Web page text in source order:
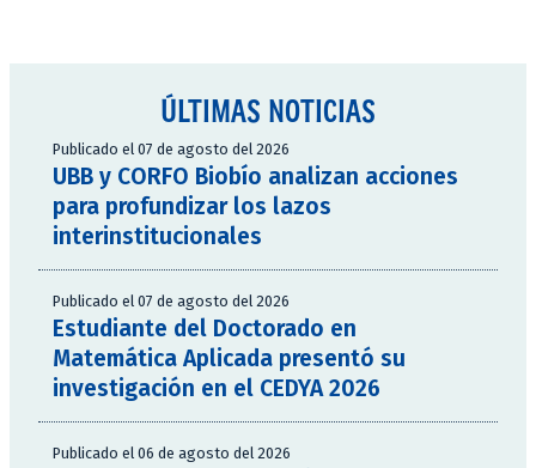
ÚLTIMAS NOTICIAS
Publicado el 07 de agosto del 2026
UBB y CORFO Biobío analizan acciones
para profundizar los lazos
interinstitucionales
Publicado el 07 de agosto del 2026
Estudiante del Doctorado en
Matemática Aplicada presentó su
investigación en el CEDYA 2026
Publicado el 06 de agosto del 2026